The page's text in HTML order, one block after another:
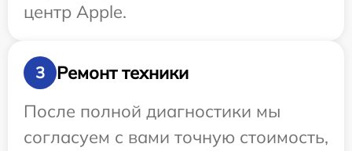
центр Apple.
3
Ремонт техники
После полной диагностики мы
согласуем с вами точную стоимость,